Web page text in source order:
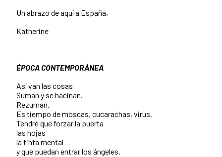
Un abrazo de aquí a España,
Katherine
ÉPOCA CONTEMPORÁNEA
Así van las cosas
Suman y se hacinan.
Rezuman.
Es tiempo de moscas, cucarachas, virus.
Tendré que forzar la puerta
las hojas
la tinta mental
y que puedan entrar los ángeles.